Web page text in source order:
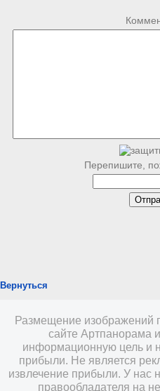
Перепишите,
Вернуться
Размещение изображений
сайте Артпанорама
информационную цель и
прибыли. Не является
извлечение прибыли. У нас
правообладателя на